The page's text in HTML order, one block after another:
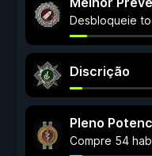
Desbloqueie
Discrição
Pleno
Compre 54